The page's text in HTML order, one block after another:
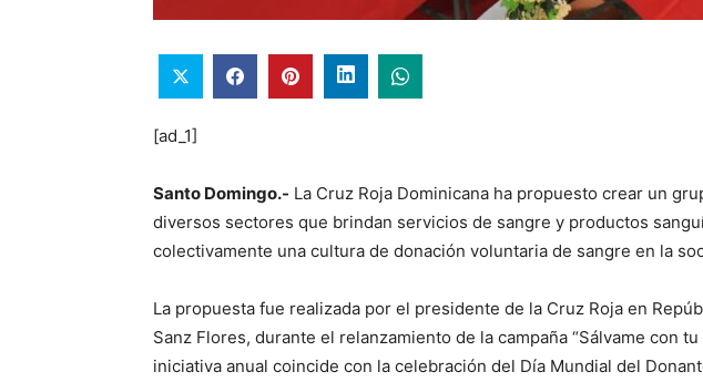
[ad_1]
Santo Domingo.- La Cruz Roja Dominicana ha propuesto crear un
diversos sectores que brindan servicios de sangre y productos
colectivamente una cultura de donación voluntaria de sangre en la
La propuesta fue realizada por el presidente de la Cruz Roja en
Sanz Flores, durante el relanzamiento de la campaña “Sálvame con
iniciativa anual coincide con la celebración del Día Mundial del